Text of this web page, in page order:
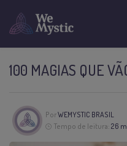
100 MAGIAS QUE
PorWEMYSTIC BRASIL
Tempo de leitura: 26